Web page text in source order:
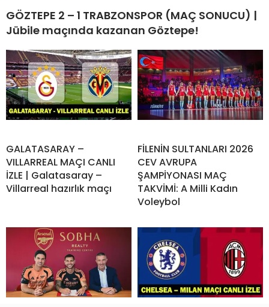
GÖZTEPE 2 – 1 TRABZONSPOR (MAÇ SONUCU) |
Jübile maçında kazanan Göztepe!
GALATASARAY –
VILLARREAL MAÇI CANLI
İZLE | Galatasaray –
Villarreal hazırlık maçı
FİLENİN SULTANLARI 2026
CEV AVRUPA
ŞAMPİYONASI MAÇ
TAKVİMİ: A Milli Kadın
Voleybol